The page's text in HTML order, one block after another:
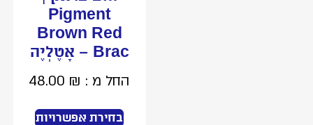
Pigment
Brown Red
Brac – אָטֶלְיֶה
החל מ : 48.00₪
בחירת אפשרויות